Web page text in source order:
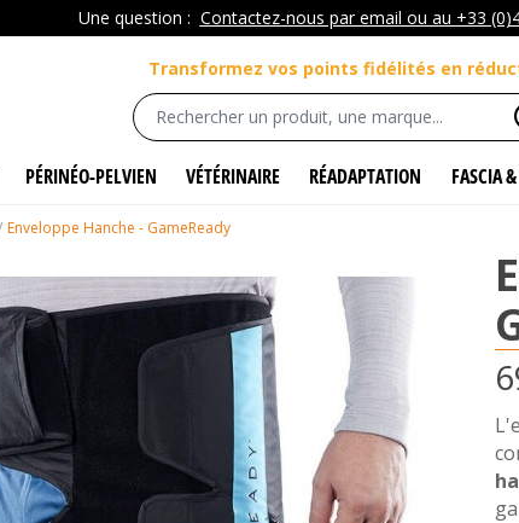
Une question : Contactez-nous par email ou au +33
Transformez vos points fidélités en
PÉRINÉO-PELVIEN VÉTÉRINAIRE RÉADAPTATION FASCIA
Enveloppe Hanche - GameReady